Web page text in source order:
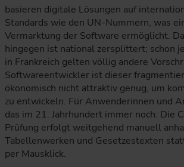
basieren digitale Lösungen auf
Standards wie den UN-Nummern, was
Vermarktung der Software ermöglicht.
hingegen ist national zersplittert; schon
in Frankreich gelten völlig andere
Softwareentwickler ist dieser
ökonomisch nicht attraktiv genug, um
zu entwickeln. Für Anwenderinnen und
das im 21. Jahrhundert immer noch: Die
Prüfung erfolgt weitgehend manuell
Tabellenwerken und Gesetzestexten
per Mausklick.